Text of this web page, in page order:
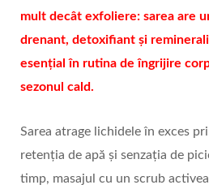
mult decât exfoliere: sarea are
drenant, detoxifiant și
esențial în rutina de îngrijire
sezonul cald.
Sarea atrage lichidele în exces
retenția de apă și senzația de
timp, masajul cu un scrub